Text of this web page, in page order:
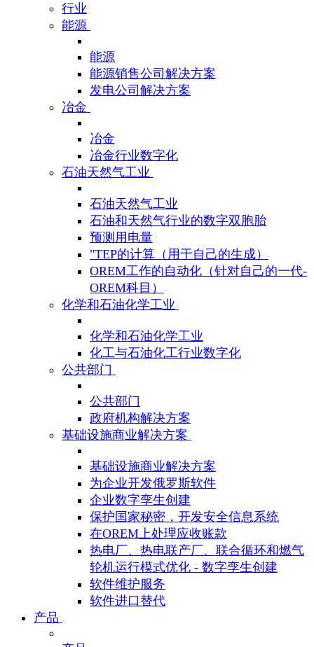
行业
能源
能源
能源销售公司解决方案
发电公司解决方案
冶金
冶金
冶金行业数字化
石油天然气工业
石油天然气工业
石油和天然气行业的数字双胞胎
预测用电量
"TEP的计算（用于自己的生成）
OREM工作的自动化（针对自己的一代-
OREM科目）
化学和石油化学工业
化学和石油化学工业
化工与石油化工行业数字化
公共部门
公共部门
政府机构解决方案
基础设施商业解决方案
基础设施商业解决方案
为企业开发俄罗斯软件
企业数字孪生创建
保护国家秘密，开发安全信息系统
在OREM上处理应收账款
热电厂、热电联产厂、联合循环和燃气
轮机运行模式优化 - 数字孪生创建
软件维护服务
软件进口替代
产品